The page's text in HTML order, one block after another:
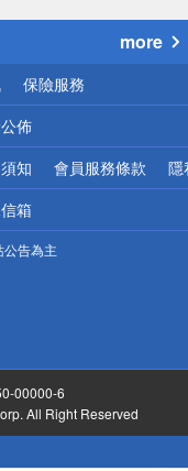
more
保險服務
佈
知 會員服務條款 隱
箱
告為主
00000-6
All Right Reserved